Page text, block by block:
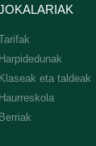
Harpidedunak
Klaseak eta taldeak
Haurreskola
Berriak